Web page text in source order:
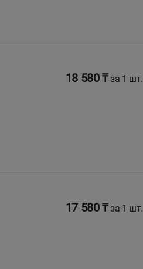
18 580 ₸за 1 шт.
17 580 ₸за 1 шт.